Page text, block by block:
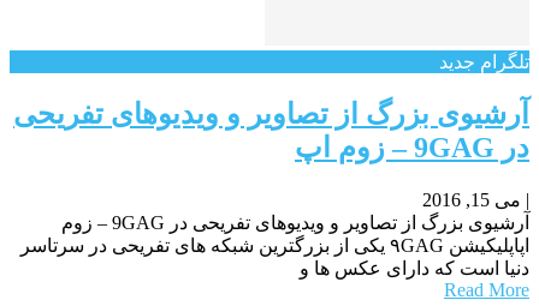
تلگرام جدید
آرشیوی بزرگ از تصاویر و ویدیوهای تفریحی
در 9GAG – زوم اپ
| می 15, 2016
آرشیوی بزرگ از تصاویر و ویدیوهای تفریحی در 9GAG – زوم
اپاپلیکیشن ۹GAG یکی از بزرگترین شبکه های تفریحی در سرتاسر
دنیا است که دارای عکس ها و
Read More